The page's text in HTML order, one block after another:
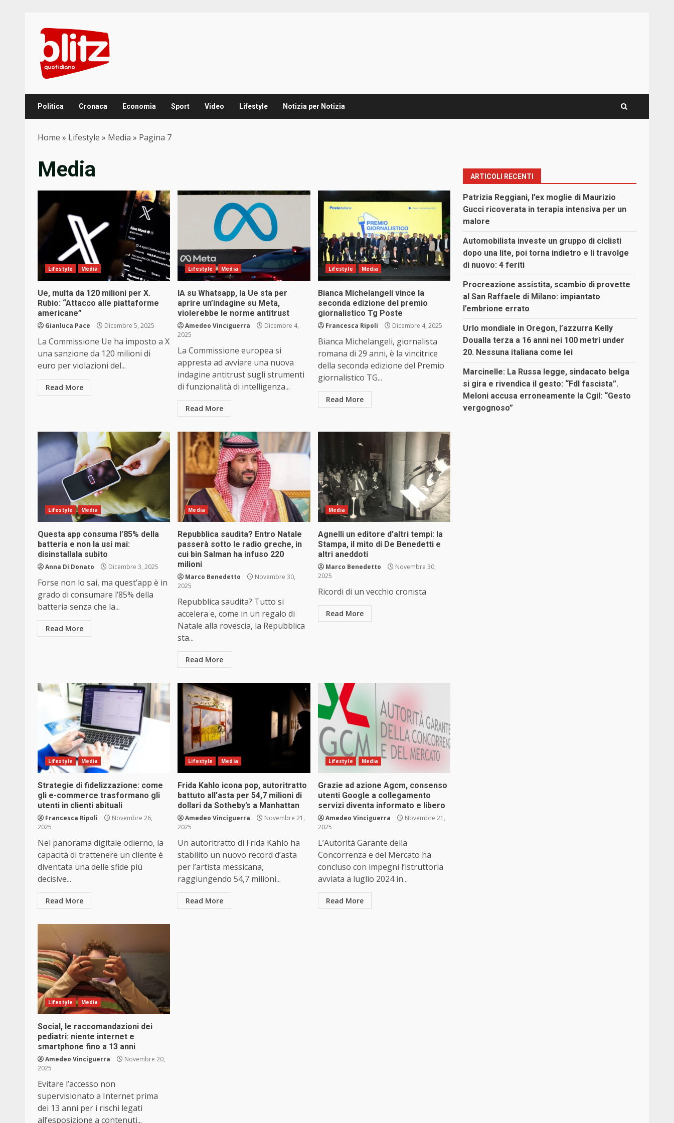
content
Politica Cronaca Economia Sport Video Lifestyle Notizia per Notizia
Home » Lifestyle » Media » Pagina 7
Media
Lifestyle Media
Ue, multa da 120 milioni per X.
Rubio: “Attacco alle piattaforme
americane”
Gianluca Pace Dicembre 5, 2025
La Commissione Ue ha imposto a X
una sanzione da 120 milioni di
euro per violazioni del...
Read More
Lifestyle Media
IA su Whatsapp, la Ue sta per
aprire un’indagine su Meta,
violerebbe le norme antitrust
Amedeo Vinciguerra
Dicembre 4,
2025
La Commissione europea si
appresta ad avviare una nuova
indagine antitrust sugli strumenti
di funzionalità di intelligenza...
Read More
Lifestyle Media
Bianca Michelangeli vince la
seconda edizione del premio
giornalistico Tg Poste
Francesca Ripoli Dicembre 4, 2025
Bianca Michelangeli, giornalista
romana di 29 anni, è la vincitrice
della seconda edizione del Premio
giornalistico TG...
Read More
Lifestyle Media
Questa app consuma l’85% della
batteria e non la usi mai:
disinstallala subito
Anna Di Donato Dicembre 3, 2025
Forse non lo sai, ma quest’app è in
grado di consumare l’85% della
batteria senza che la...
Read More
Media
Repubblica saudita? Entro Natale
passerà sotto le radio greche, in
cui bin Salman ha infuso 220
milioni
Marco Benedetto
Novembre 30,
2025
Repubblica saudita? Tutto si
accelera e, come in un regalo di
Natale alla rovescia, la Repubblica
sta...
Read More
Media
Agnelli un editore d’altri tempi: la
Stampa, il mito di De Benedetti e
altri aneddoti
Marco Benedetto
Novembre 30,
2025
Ricordi di un vecchio cronista
Read More
Lifestyle Media
Strategie di fidelizzazione: come
gli e-commerce trasformano gli
utenti in clienti abituali
Francesca Ripoli
Novembre 26,
2025
Nel panorama digitale odierno, la
capacità di trattenere un cliente è
diventata una delle sfide più
decisive...
Read More
Lifestyle Media
Frida Kahlo icona pop, autoritratto
battuto all’asta per 54,7 milioni di
dollari da Sotheby’s a Manhattan
Amedeo Vinciguerra
Novembre 21,
2025
Un autoritratto di Frida Kahlo ha
stabilito un nuovo record d’asta
per l’artista messicana,
raggiungendo 54,7 milioni...
Read More
Lifestyle Media
Grazie ad azione Agcm, consenso
utenti Google a collegamento
servizi diventa informato e libero
Amedeo Vinciguerra
Novembre 21,
2025
L’Autorità Garante della
Concorrenza e del Mercato ha
concluso con impegni l’istruttoria
avviata a luglio 2024 in...
Read More
Lifestyle Media
Social, le raccomandazioni dei
pediatri: niente internet e
smartphone fino a 13 anni
Amedeo Vinciguerra
Novembre 20,
2025
Evitare l’accesso non
supervisionato a Internet prima
dei 13 anni per i rischi legati
all’esposizione a contenuti...
ARTICOLI RECENTI
Patrizia Reggiani, l’ex moglie di Maurizio
Gucci ricoverata in terapia intensiva per un
malore
Automobilista investe un gruppo di ciclisti
dopo una lite, poi torna indietro e li travolge
di nuovo: 4 feriti
Procreazione assistita, scambio di provette
al San Raffaele di Milano: impiantato
l’embrione errato
Urlo mondiale in Oregon, l’azzurra Kelly
Doualla terza a 16 anni nei 100 metri under
20. Nessuna italiana come lei
Marcinelle: La Russa legge, sindacato belga
si gira e rivendica il gesto: “FdI fascista”.
Meloni accusa erroneamente la Cgil: “Gesto
vergognoso”